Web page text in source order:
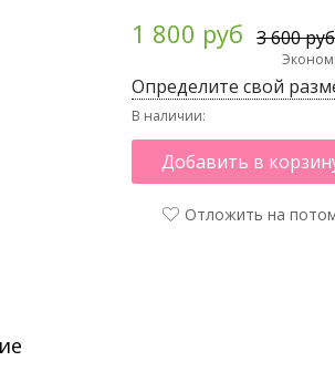
1 800 руб 3 600 руб
Определите свой
В наличии:
Добавить в
Отложить на